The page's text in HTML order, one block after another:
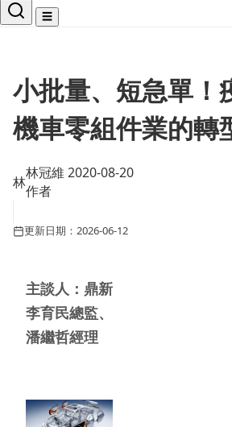
☰
小批量、短急單！
機車零組件業的轉
林
林冠維 2020-08-20
作者
更新日期：2026-06-12
主談人：鼎新
李育民總監、
潘繼哲經理